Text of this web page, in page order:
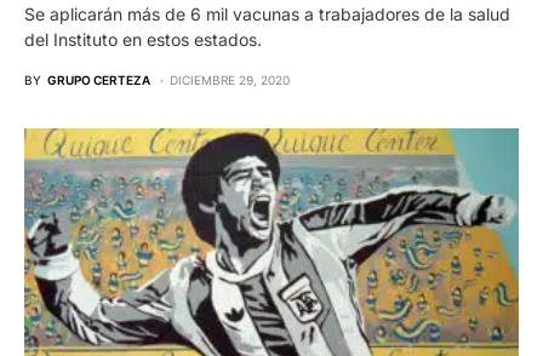
Se aplicarán más de 6 mil vacunas a trabajadores de la salud
del Instituto en estos estados.
BY GRUPO CERTEZA DICIEMBRE 29, 2020